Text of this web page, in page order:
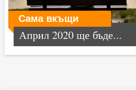
Сама вкъщи
Април 2020 ще бъде...